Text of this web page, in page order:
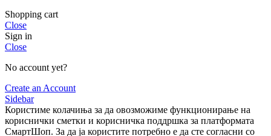
Shopping cart
Close
Sign in
Close
No account yet?
Create an Account
Sidebar
Користиме колачиња за да овозможиме функционирање на
кориснички сметки и корисничка поддршка за платформата
СмартШоп. За да ја користите потребно е да сте согласни со